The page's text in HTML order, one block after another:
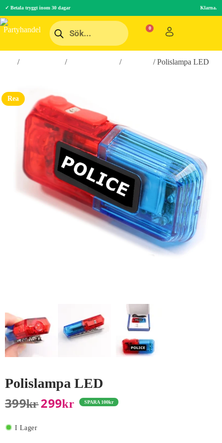
✓ Betala tryggt inom 30 dagar Klarna.
/ / / / Polislampa LED
Rea
Polislampa LED
399Kr299Kr SPARA 100kr
I Lager